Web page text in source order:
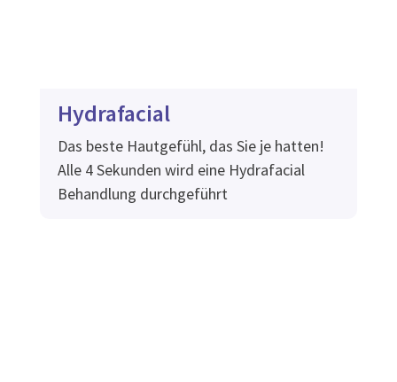
Hydrafacial
Das beste Hautgefühl, das Sie je hatten!
Alle 4 Sekunden wird eine Hydrafacial
Behandlung durchgeführt